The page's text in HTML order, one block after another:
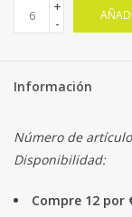
+
-
Información
Número de
Disponibilidad:
Compre 12 por